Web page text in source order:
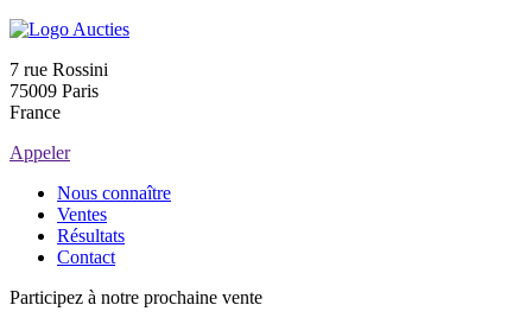
7 rue Rossini
75009 Paris
France
Appeler
Nous connaître
Ventes
Résultats
Contact
Participez à notre prochaine vente